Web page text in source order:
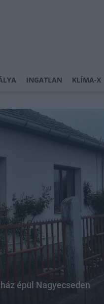
INGATLAN KLÍMA-X
épül Nagyecseden